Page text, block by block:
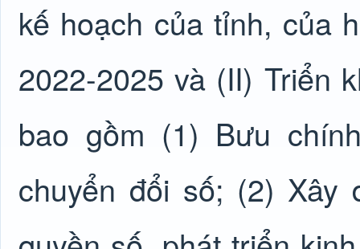
kế hoạch của tỉnh, của
2022-2025 và (II) Triển
bao gồm (1) Bưu
chuyển đổi số; (2) Xây